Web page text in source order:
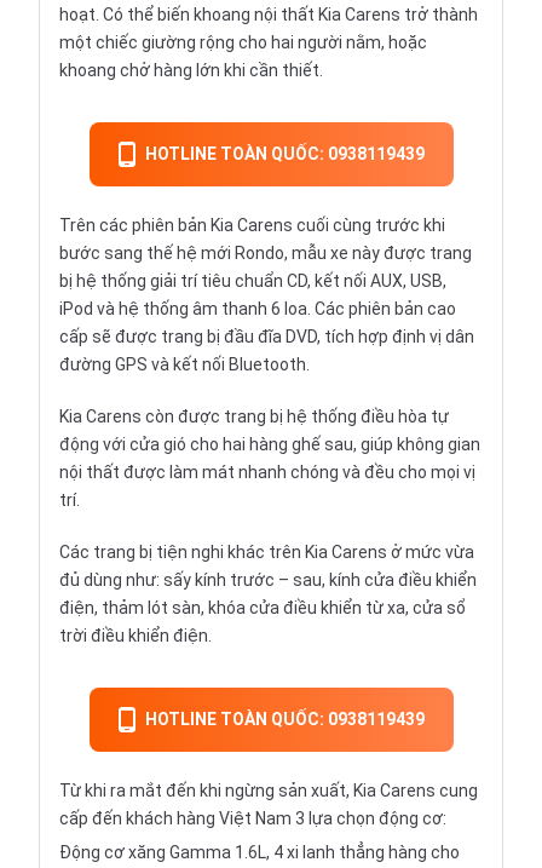
hoạt. Có thể biến khoang nội thất Kia Carens trở thành
một chiếc giường rộng cho hai người nằm, hoặc
khoang chở hàng lớn khi cần thiết.
HOTLINE TOÀN QUỐC: 0938119439
Trên các phiên bản Kia Carens cuối cùng trước khi
bước sang thế hệ mới Rondo, mẫu xe này được trang
bị hệ thống giải trí tiêu chuẩn CD, kết nối AUX, USB,
iPod và hệ thống âm thanh 6 loa. Các phiên bản cao
cấp sẽ được trang bị đầu đĩa DVD, tích hợp định vị dân
đường GPS và kết nối Bluetooth.
Kia Carens còn được trang bị hệ thống điều hòa tự
động với cửa gió cho hai hàng ghế sau, giúp không gian
nội thất được làm mát nhanh chóng và đều cho mọi vị
trí.
Các trang bị tiện nghi khác trên Kia Carens ở mức vừa
đủ dùng như: sấy kính trước – sau, kính cửa điều khiển
điện, thảm lót sàn, khóa cửa điều khiển từ xa, cửa sổ
trời điều khiển điện.
HOTLINE TOÀN QUỐC: 0938119439
Từ khi ra mắt đến khi ngừng sản xuất, Kia Carens cung
cấp đến khách hàng Việt Nam 3 lựa chọn động cơ:
Động cơ xăng Gamma 1.6L, 4 xi lanh thẳng hàng cho